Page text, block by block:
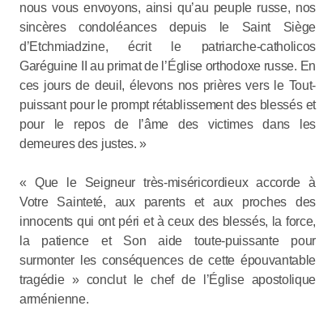
nous vous envoyons, ainsi qu’au peuple russe, nos
sincères condoléances depuis le Saint Siège
d’Etchmiadzine, écrit le patriarche-catholicos
Garéguine II au primat de l’Église orthodoxe russe. En
ces jours de deuil, élevons nos prières vers le Tout-
puissant pour le prompt rétablissement des blessés et
pour le repos de l’âme des victimes dans les
demeures des justes. »
« Que le Seigneur très-miséricordieux accorde à
Votre Sainteté, aux parents et aux proches des
innocents qui ont péri et à ceux des blessés, la force,
la patience et Son aide toute-puissante pour
surmonter les conséquences de cette épouvantable
tragédie » conclut le chef de l’Église apostolique
arménienne.